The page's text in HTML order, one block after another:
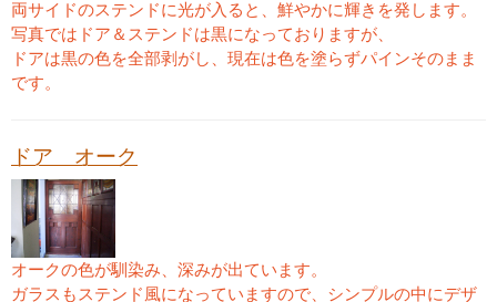
両サイドのステンドに光が入ると、鮮やかに輝きを発します。
写真ではドア＆ステンドは黒になっておりますが、
ドアは黒の色を全部剥がし、現在は色を塗らずパインそのまま
です。
ドア オーク
オークの色が馴染み、深みが出ています。
ガラスもステンド風になっていますので、シンプルの中にデザ